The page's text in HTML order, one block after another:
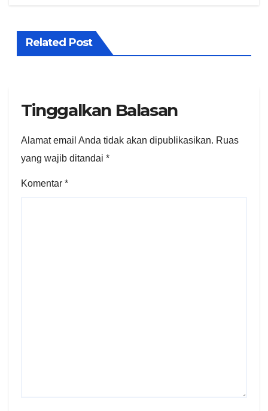
Related Post
Tinggalkan Balasan
Alamat email Anda tidak akan dipublikasikan. Ruas
yang wajib ditandai *
Komentar *